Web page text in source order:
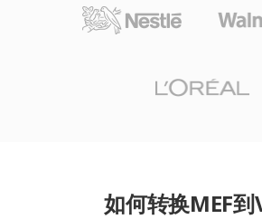
如何转换MEF到